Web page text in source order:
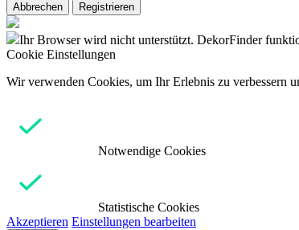
Abbrechen Registrieren
Ihr Browser wird nicht unterstützt. DekorFinder
Cookie Einstellungen
Wir verwenden Cookies, um Ihr Erlebnis zu verbessern
Notwendige Cookies
Statistische Cookies
Akzeptieren Einstellungen bearbeiten